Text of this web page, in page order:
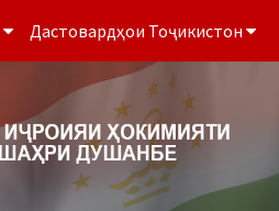
Дастовардҳои Тоҷикистон